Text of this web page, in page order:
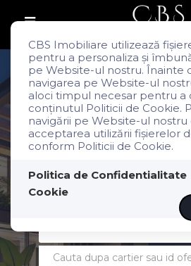
CBS Imobiliare utilizează
pentru a personaliza și
pe Website-ul nostru. Înainte
navigarea pe Website-ul
aloci timpul necesar pentru a
conținutul Politicii de Cookie.
navigării pe Website-ul
acceptarea utilizării fişierelor
conform Politicii de Cookie.
Politica de Confidentialitate
Cookie
Dincolo de tranzactii,
Vanzare